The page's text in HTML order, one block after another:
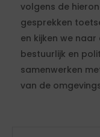
volgens de
gesprekken
en kijken we
bestuurlijk en
samenwerken
van de